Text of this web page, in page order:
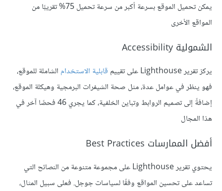
يمكن تحميل الموقع بسرعة أكبر من سرعة تحميل 75% تقريبًا من
المواقع الأخرى
الشمولية Accessibility
يركز تقرير Lighthouse على تقييم قابلية الاستخدام الشاملة للموقع،
فهو ينظر في عوامل عدة، مثل صحة الشيفرات البرمجية وهيكلة الموقع،
إضافةً إلى تصميم الروابط وتباين الخلفية، كما يجري 46 فحصًا آخر في
هذا المجال
أفضل الممارسات Best Practices
يحتوي تقرير Lighthouse على مجموعة متنوعة من النصائح التي
تساعد على تحسين المواقع وفقًا لسياسات جوجل. فعلى سبيل المثال،